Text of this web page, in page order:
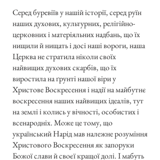
Серед буревіїв у нашій історії, серед руїн
наших духових, культурних, релігійно-
церковних і матеріяльних надбань, що їх
нищили й нищать і досі наші вороги, наша
Церква не стратила ніколи своїх
найвищих духових скарбів, що їх
виростила на ґрунті нашої віри у
Христове Воскресення і надії на майбутнє
воскресення наших найвищих ідеалів, тут
на землі і колись у вічності, особистих і
всенародніх. Може це тому, що
український Нарід мав належне розуміння
Христового Воскресення як запоруки
Божої слави й своєї кращої долі. І мабуть